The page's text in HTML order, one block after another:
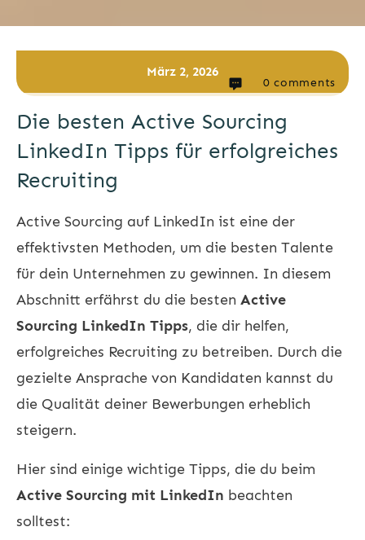
März 2, 2026
0 comments
Die besten Active Sourcing
LinkedIn Tipps für erfolgreiches
Recruiting
Active Sourcing auf LinkedIn ist eine der
effektivsten Methoden, um die besten Talente
für dein Unternehmen zu gewinnen. In diesem
Abschnitt erfährst du die besten Active
Sourcing LinkedIn Tipps, die dir helfen,
erfolgreiches Recruiting zu betreiben. Durch die
gezielte Ansprache von Kandidaten kannst du
die Qualität deiner Bewerbungen erheblich
steigern.
Hier sind einige wichtige Tipps, die du beim
Active Sourcing mit LinkedIn beachten
solltest: